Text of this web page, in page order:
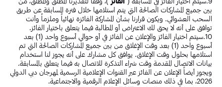
بين جميع المشاركات الصالحة التي يتم استلامها خلال فترة المسابقة عن طريق
السحب العشوائي. ويكون قرارنا بشأن المشاركة الفائزة نهائياً وملزماً وأنت
توافق على أنه لا يحق لك الاعتراض أو المطالبة فيما يتعلق باختيار الفائز.
10.سيتم اختيار الفائز والإعلان عن الفائز في أو حوالي أسبوع واحد (1) بعد
أسبوع واحد (1) بعد وقت الإغلاق من بين جميع المشاركات الصالحة التي تم
استلامها بحلول وقت الإغلاق. يوافق كل مشارك على أنه يجوز لنا استخدام
بيانات الاتصال المقدمة وقت شراء التذكرة للاتصال به فيما يتعلق بالمسابقة.
ويجوز أيضاً الإعلان عن الفائز عبر القنوات الإعلامية الرسمية لمهرجان دبي الدولي
2026، بما في ذلك منصات وسائل الإعلام الرقمية والاجتماعية.